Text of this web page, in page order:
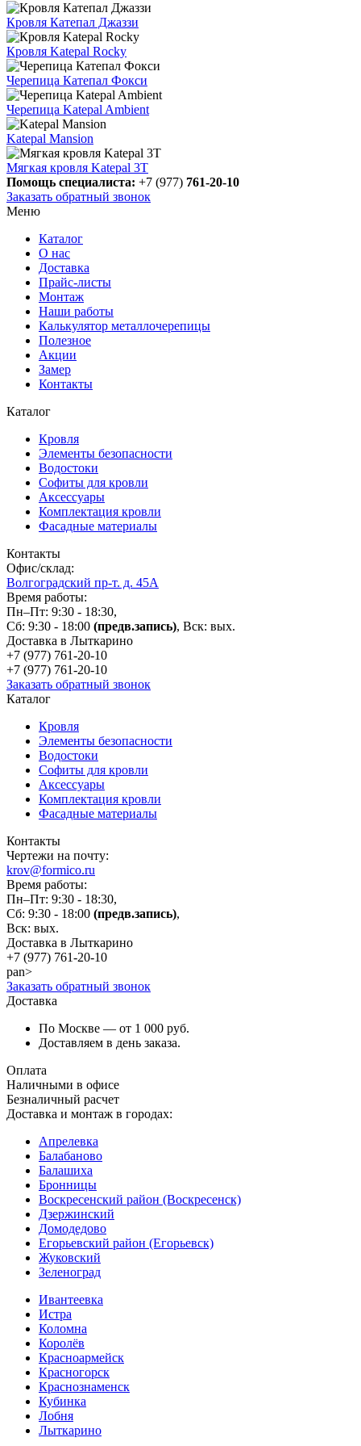
Кровля Катепал Джаззи
Кровля Katepal Rocky
Черепица Катепал Фокси
Черепица Katepal Ambient
Katepal Mansion
Мягкая кровля Katepal 3Т
Помощь специалиста: +7 (977) 761-20-10
Заказать обратный звонок
Меню
Каталог
О нас
Доставка
Прайс-листы
Монтаж
Наши работы
Калькулятор металлочерепицы
Полезное
Акции
Замер
Контакты
Каталог
Кровля
Элементы безопасности
Водостоки
Софиты для кровли
Аксессуары
Комплектация кровли
Фасадные материалы
Контакты
Офис/склад:
Волгоградский пр-т. д. 45А
Время работы:
Пн–Пт: 9:30 - 18:30,
Сб: 9:30 - 18:00 (предв.запись), Вск: вых.
Доставка в Лыткарино
+7 (977) 761-20-10
+7 (977) 761-20-10
Заказать обратный звонок
Каталог
Кровля
Элементы безопасности
Водостоки
Софиты для кровли
Аксессуары
Комплектация кровли
Фасадные материалы
Контакты
Чертежи на почту:
krov@formico.ru
Время работы:
Пн–Пт: 9:30 - 18:30,
Сб: 9:30 - 18:00 (предв.запись),
Вск: вых.
Доставка в Лыткарино
+7 (977) 761-20-10
pan>
Заказать обратный звонок
Доставка
По Москве — от 1 000 руб.
Доставляем в день заказа.
Оплата
Наличными в офисе
Безналичный расчет
Доставка и монтаж в городах:
Апрелевка
Балабаново
Балашиха
Бронницы
Воскресенский район (Воскресенск)
Дзержинский
Домодедово
Егорьевский район (Егорьевск)
Жуковский
Зеленоград
Ивантеевка
Истра
Коломна
Королёв
Красноармейск
Красногорск
Краснознаменск
Кубинка
Лобня
Лыткарино